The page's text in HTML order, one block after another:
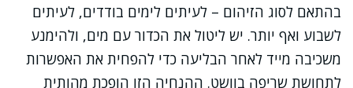
בהתאם לסוג הזיהום – לעיתים לימים בודדים, לעיתים
לשבוע ואף יותר. יש ליטול את הכדור עם מים, ולהימנע
משכיבה מייד לאחר הבליעה כדי להפחית את האפשרות
לתחושת שריפה בוושט. ההנחיה הזו הופכת מהותית